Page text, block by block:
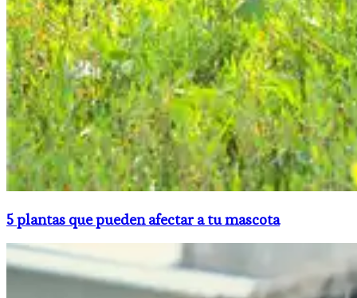
5 plantas que pueden afectar a tu mascota